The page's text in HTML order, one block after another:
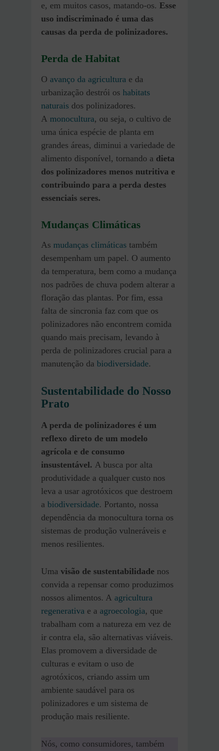
e, em muitos casos, matando-os. Esse
uso indiscriminado é uma das
causas da perda de polinizadores.
Perda de Habitat
O avanço da agricultura e da
urbanização destrói os habitats
naturais dos polinizadores.
A monocultura, ou seja, o cultivo de
uma única espécie de planta em
grandes áreas, diminui a variedade de
alimento disponível, tornando a dieta
dos polinizadores menos nutritiva e
contribuindo para a perda destes
essenciais seres.
Mudanças Climáticas
As mudanças climáticas também
desempenham um papel. O aumento
da temperatura, bem como a mudança
nos padrões de chuva podem alterar a
floração das plantas. Por fim, essa
falta de sincronia faz com que os
polinizadores não encontrem comida
quando mais precisam, levando à
perda de polinizadores crucial para a
manutenção da biodiversidade.
Sustentabilidade do Nosso
Prato
A perda de polinizadores é um
reflexo direto de um modelo
agrícola e de consumo
insustentável. A busca por alta
produtividade a qualquer custo nos
leva a usar agrotóxicos que destroem
a biodiversidade. Portanto, nossa
dependência da monocultura torna os
sistemas de produção vulneráveis e
menos resilientes.
Uma visão de sustentabilidade nos
convida a repensar como produzimos
nossos alimentos. A agricultura
regenerativa e a agroecologia, que
trabalham com a natureza em vez de
ir contra ela, são alternativas viáveis.
Elas promovem a diversidade de
culturas e evitam o uso de
agrotóxicos, criando assim um
ambiente saudável para os
polinizadores e um sistema de
produção mais resiliente.
Nós, como consumidores, também